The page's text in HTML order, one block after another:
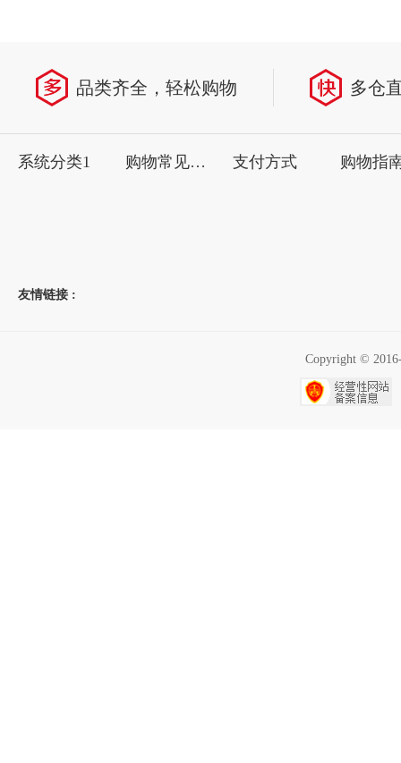
品类齐全，轻松购物 多仓
系统分类1 购物常见问题 支付方式 购物指
友情链接 :
Copyright ©